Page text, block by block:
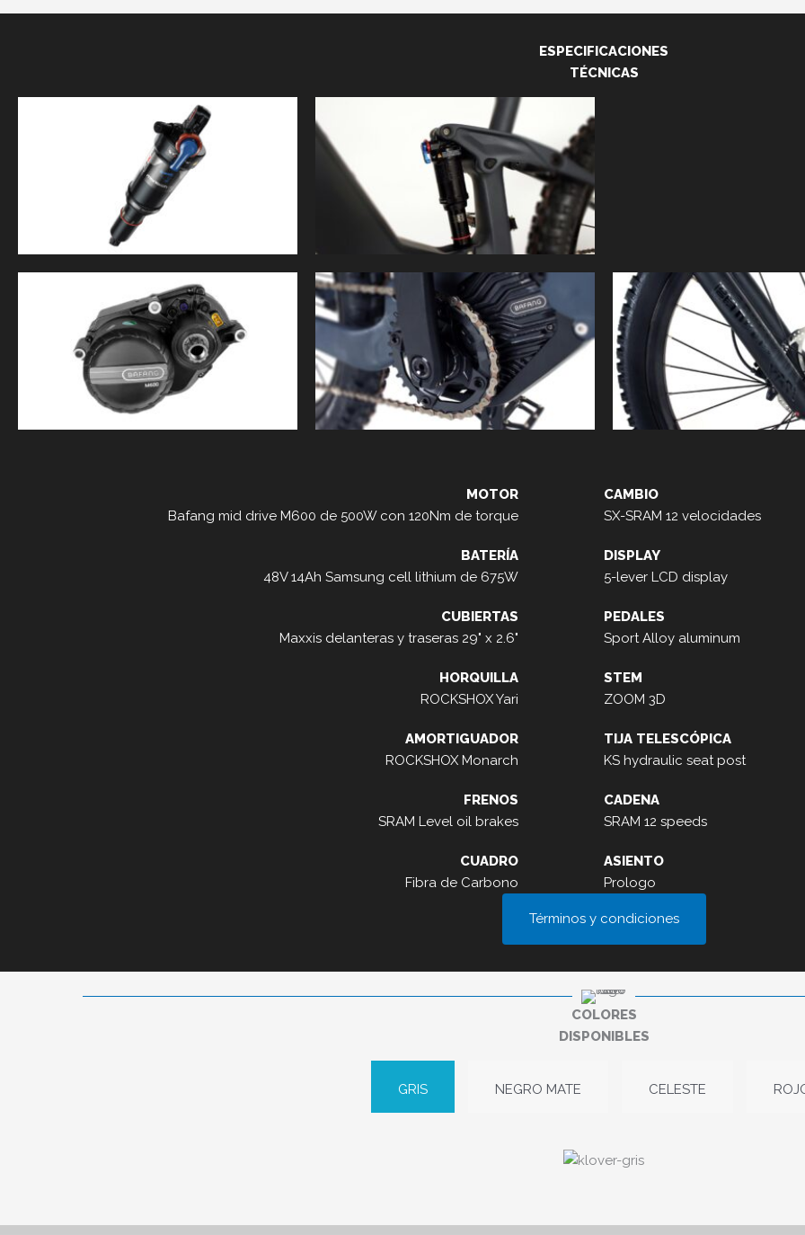
ESPECIFICACIONES
TÉCNICAS
MOTOR
Bafang mid drive M600 de 500W con 120Nm de torque
BATERÍA
48V 14Ah Samsung cell lithium de 675W
CUBIERTAS
Maxxis delanteras y traseras 29" x 2.6"
HORQUILLA
ROCKSHOX Yari
AMORTIGUADOR
ROCKSHOX Monarch
FRENOS
SRAM Level oil brakes
CUADRO
Fibra de Carbono
CAMBIO
SX-SRAM 12 velocidades
DISPLAY
5-lever LCD display
PEDALES
Sport Alloy aluminum
STEM
ZOOM 3D
TIJA TELESCÓPICA
KS hydraulic seat post
CADENA
SRAM 12 speeds
ASIENTO
Prologo
Términos y condiciones
COLORES
DISPONIBLES
GRIS NEGRO MATE CELESTE